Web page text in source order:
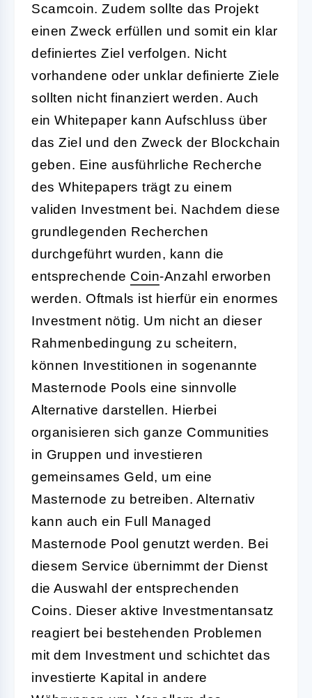
Scamcoin. Zudem sollte das Projekt
einen Zweck erfüllen und somit ein klar
definiertes Ziel verfolgen. Nicht
vorhandene oder unklar definierte Ziele
sollten nicht finanziert werden. Auch
ein Whitepaper kann Aufschluss über
das Ziel und den Zweck der Blockchain
geben. Eine ausführliche Recherche
des Whitepapers trägt zu einem
validen Investment bei. Nachdem diese
grundlegenden Recherchen
durchgeführt wurden, kann die
entsprechende Coin-Anzahl erworben
werden. Oftmals ist hierfür ein enormes
Investment nötig. Um nicht an dieser
Rahmenbedingung zu scheitern,
können Investitionen in sogenannte
Masternode Pools eine sinnvolle
Alternative darstellen. Hierbei
organisieren sich ganze Communities
in Gruppen und investieren
gemeinsames Geld, um eine
Masternode zu betreiben. Alternativ
kann auch ein Full Managed
Masternode Pool genutzt werden. Bei
diesem Service übernimmt der Dienst
die Auswahl der entsprechenden
Coins. Dieser aktive Investmentansatz
reagiert bei bestehenden Problemen
mit dem Investment und schichtet das
investierte Kapital in andere